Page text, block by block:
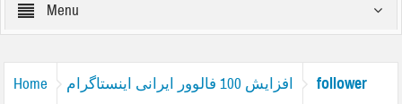
Menu
Home افزایش 100 فالوور ایرانی اینستاگرام follower